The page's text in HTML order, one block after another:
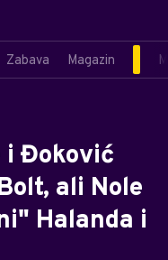
Zabava Magazin
i Đoković
ali Nole
Halanda i